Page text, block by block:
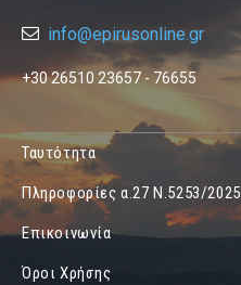
info@epirusonline.gr
+30 26510 23657 - 76655
Ταυτότητα
Πληροφορίες α.27 Ν.5253/2025
Επικοινωνία
Όροι Χρήσης